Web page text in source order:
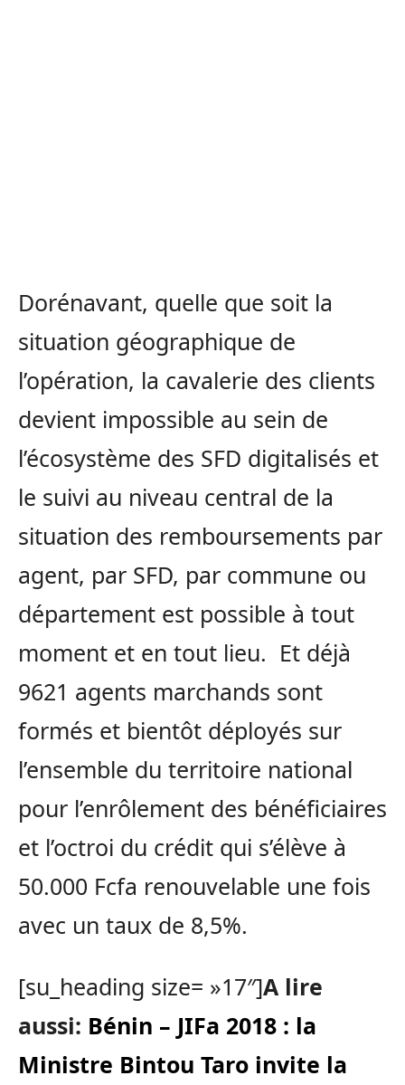
Dorénavant, quelle que soit la
situation géographique de
l’opération, la cavalerie des clients
devient impossible au sein de
l’écosystème des SFD digitalisés et
le suivi au niveau central de la
situation des remboursements par
agent, par SFD, par commune ou
département est possible à tout
moment et en tout lieu. Et déjà
9621 agents marchands sont
formés et bientôt déployés sur
l’ensemble du territoire national
pour l’enrôlement des bénéficiaires
et l’octroi du crédit qui s’élève à
50.000 Fcfa renouvelable une fois
avec un taux de 8,5%.
[su_heading size= »17″]A lire
aussi: Bénin – JIFa 2018 : la
Ministre Bintou Taro invite la